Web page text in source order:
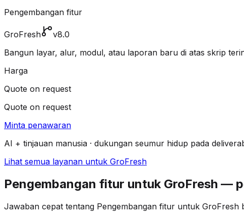
Pengembangan fitur
GroFresh
v8.0
Bangun layar, alur, modul, atau laporan baru di atas skrip
Harga
Quote on request
Quote on request
Minta penawaran
AI + tinjauan manusia · dukungan seumur hidup pada
Lihat semua layanan untuk GroFresh
Pengembangan fitur untuk GroFresh —
Jawaban cepat tentang Pengembangan fitur untuk GroFresh